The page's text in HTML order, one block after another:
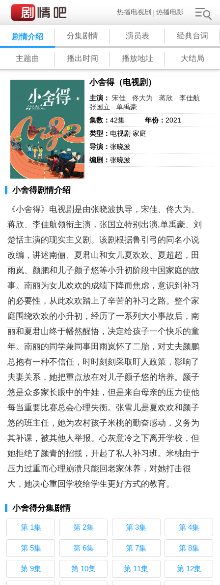
热播电视剧 热播电影
剧情介绍 分集剧情 演员表 经典台词
主题曲 播出时间 播放地址 大结局
小舍得（电视剧）
主演： 宋佳 佟大为 蒋欣
李佳航
张国立
单禹豪
集数：42集 年份： 2021
类型： 电视剧 家庭
导演：张晓波
编剧：张晓波
小舍得剧情介绍
《小舍得》电视剧是由张晓波执导，宋佳、佟大为、
蒋欣、李佳航领衔主演，张国立特别出演,单禹豪、刘
楚恬主演的现实主义剧。该剧根据鲁引弓的同名小说
改编，讲述南俪、夏君山和女儿夏欢欢、夏超超，田
雨岚、颜鹏和儿子颜子悠等小升初阶段中国家庭的故
事。南丽为女儿欢欢的成绩下降而焦虑，意识到补习
的必要性，从此欢欢踏上了辛苦的补习之路。整个家
庭围绕欢欢的小升初，经历了一系列大小事故后，南
丽和夏君山终于幡然醒悟，决定给孩子一个快乐的童
年。南丽的同学兼同事田雨岚怀了二胎，对丈夫颜鹏
总抱有一种不信任，时时刻刻采取盯人政策，影响了
夫妻关系，她把重点放在对儿子颜子悠的培养。颜子
悠是众多家长眼中的牛娃，但是来自母亲的压力使他
每当重要比赛总会心理失衡。张雪儿是夏欢欢和颜子
悠的班主任，她为农村孩子米桃的勤奋感动，义务为
其补课，被其他人举报。心灰意冷之下离开学校，但
她拒绝了颜青的招揽，开起了私人补习班。米桃由于
压力过重而心理崩溃只能回老家休养，对她打击很
大，她决心重回学校给学生更好方式的教育。
小舍得分集剧情
第 1集 第 2集 第 3集 第 4集
第 5集 第 6集 第 7集 第 8集
第 9集 第 10集 第 11集 第 12集